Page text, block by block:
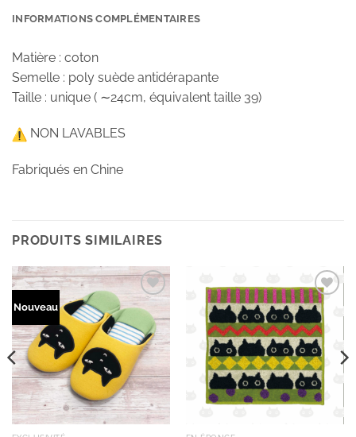
INFORMATIONS COMPLÉMENTAIRES
Matière : coton
Semelle : poly suède antidérapante
Taille : unique ( ∼24cm, équivalent taille 39)
NON LAVABLES
Fabriqués en Chine
PRODUITS SIMILAIRES
Nouveau
Ajouter
à la
wishlist
Ajouter
à la
wishlist